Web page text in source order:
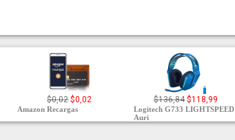
$0,02 $0,02
Amazon Recargas
$136,84 $118,99
Logitech G733 LIGHTSPEED
Auri